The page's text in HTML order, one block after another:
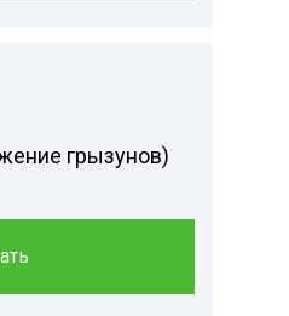
грызунов)